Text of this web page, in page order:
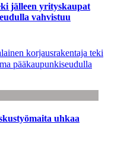
jälleen yrityskaupat
vahvistuu
korjausrakentaja teki
pääkaupunkiseudulla
uhkaa